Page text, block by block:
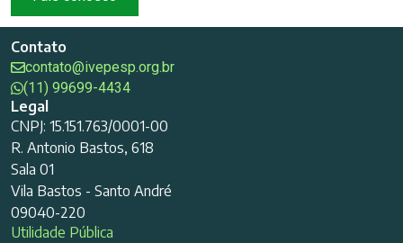
Contato
contato@ivepesp.org.br
(11) 99699-4434
Legal
CNPJ: 15.151.763/0001-00
R. Antonio Bastos, 618
Sala 01
Vila Bastos - Santo André
09040-220
Utilidade Pública